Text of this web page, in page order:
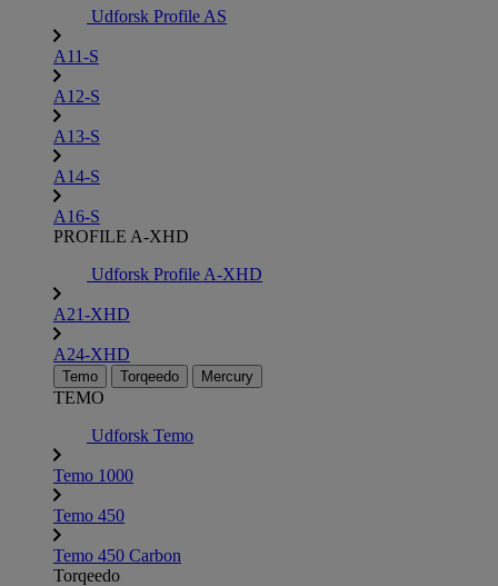
Udforsk Profile AS
A11-S
A12-S
A13-S
A14-S
A16-S
PROFILE A-XHD
Udforsk Profile A-XHD
A21-XHD
A24-XHD
Temo Torqeedo Mercury
TEMO
Udforsk Temo
Temo 1000
Temo 450
Temo 450 Carbon
Torqeedo